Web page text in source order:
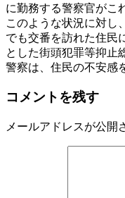
に勤務する警察官がこ
このような状況に対し
でも交番を訪れた住民
とした街頭犯罪等抑止
警察は、住民の不安感
コメントを残す
メールアドレスが公開